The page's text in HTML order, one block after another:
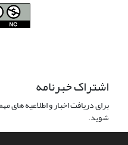
اشتراک خبرنامه
برای دریافت اخبار و اطلاعیه
شوید.